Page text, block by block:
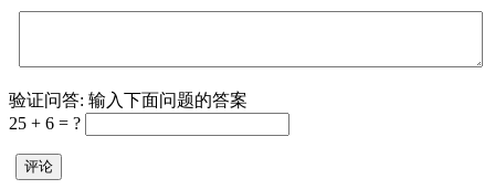
验证问答: 输入下面问题的答案
25 + 6 = ?
评论